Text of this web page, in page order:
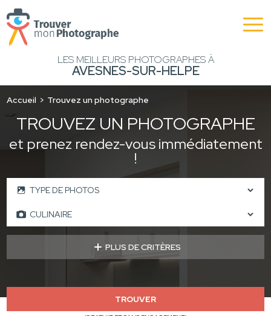
LES MEILLEURS PHOTOGRAPHES À
AVESNES-SUR-HELPE
Accueil Trouvez un photographe
TROUVEZ UN PHOTOGRAPHE
et prenez rendez-vous immédiatement
!
PLUS DE CRITÈRES
TROUVER